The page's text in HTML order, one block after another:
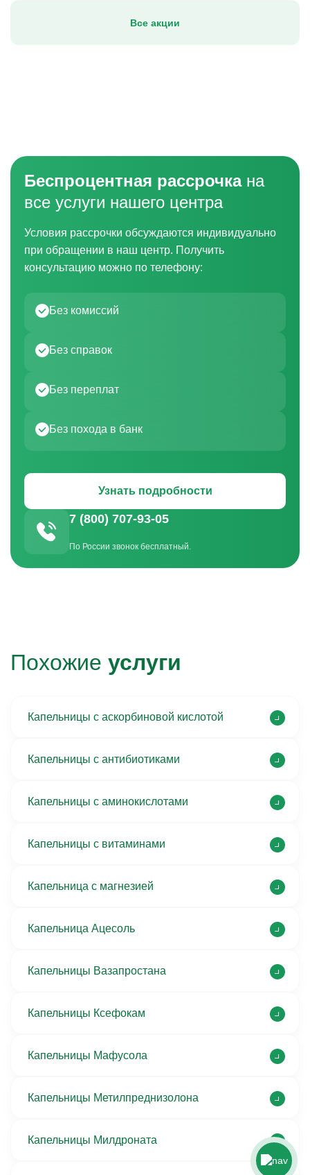
Все акции
Беспроцентная рассрочкана
все услуги нашего центра
Условия рассрочки обсуждаются индивидуально
при обращении в наш центр. Получить
консультацию можно по телефону:
Узнать подробности
7 (800) 707-93-05
По России звонок бесплатный.
Без комиссий
Без справок
Без переплат
Без похода в банк
Похожие услуги
Капельницы с аскорбиновой кислотой
Капельницы с антибиотиками
Капельницы с аминокислотами
Капельницы с витаминами
Капельница с магнезией
Капельница Ацесоль
Капельницы Вазапростана
Капельницы Ксефокам
Капельницы Мафусола
Капельницы Метилпреднизолона
Капельницы Милдроната